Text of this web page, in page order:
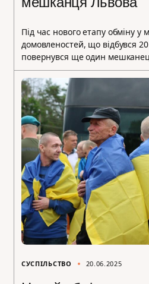
Під час нового етапу обміну у
домовленостей, що відбувся
повернувся ще один
СУСПІЛЬСТВО 20.06.2025